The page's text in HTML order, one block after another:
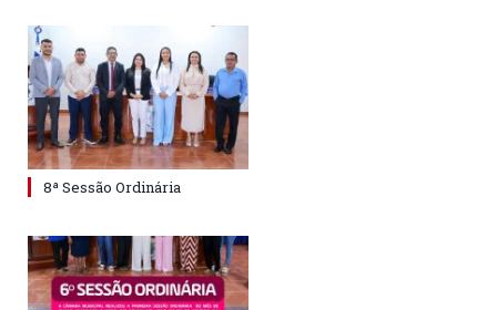
8ª Sessão Ordinária